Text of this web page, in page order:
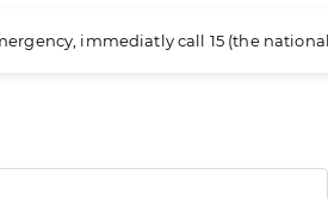
immediatly call 15 (the